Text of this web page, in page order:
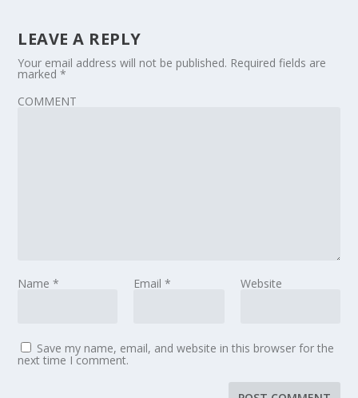
LEAVE A REPLY
Your email address will not be published. Required fields are
marked*
COMMENT
Name* Email * Website
Save my name, email, and website in this browser for the
next time I comment.